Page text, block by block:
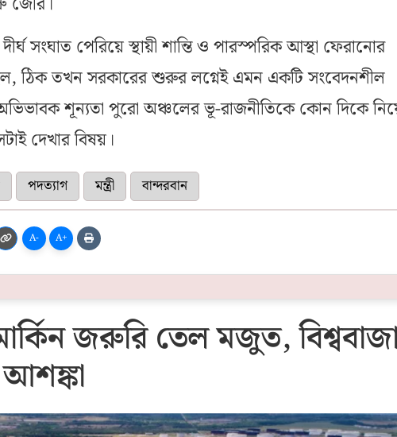
সংঘাত পেরিয়ে স্থায়ী শান্তি ও পারস্পরিক আস্থা ফেরানোর
ঠিক তখন সরকারের শুরুর লগ্নেই এমন একটি সংবেদনশীল
অভিভাবক শূন্যতা পুরো অঞ্চলের ভূ-রাজনীতিকে কোন দিকে
দেখার বিষয়।
পদত্যাগ মন্ত্রী বান্দরবান
A- A+
জরুরি তেল মজুত,